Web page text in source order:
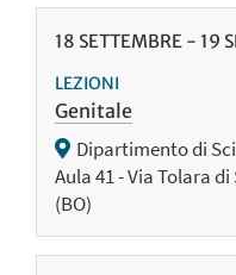
18 SETTEMBRE - 19
LEZIONI
Genitale
Dipartimento di
Aula 41 - Via Tolara
(BO)